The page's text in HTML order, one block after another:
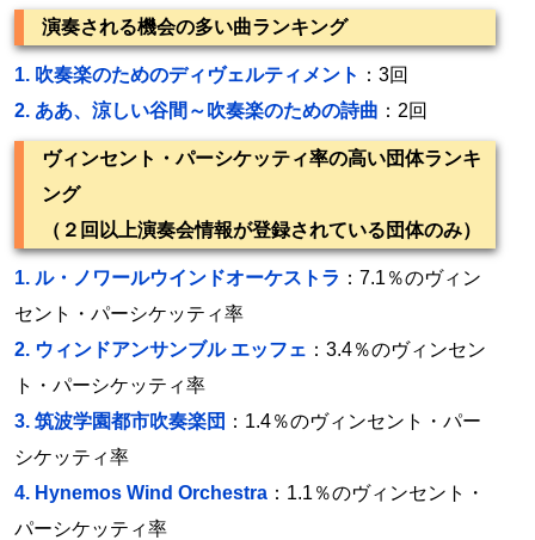
演奏される機会の多い曲ランキング
1. 吹奏楽のためのディヴェルティメント ：3回
2. ああ、涼しい谷間～吹奏楽のための詩曲 ：2回
ヴィンセント・パーシケッティ率の高い団体ランキ
ング
（２回以上演奏会情報が登録されている団体のみ）
1. ル・ノワールウインドオーケストラ ：7.1％のヴィン
セント・パーシケッティ率
2. ウィンドアンサンブル エッフェ ：3.4％のヴィンセン
ト・パーシケッティ率
3. 筑波学園都市吹奏楽団 ：1.4％のヴィンセント・パー
シケッティ率
4. Hynemos Wind Orchestra ：1.1％のヴィンセント・
パーシケッティ率